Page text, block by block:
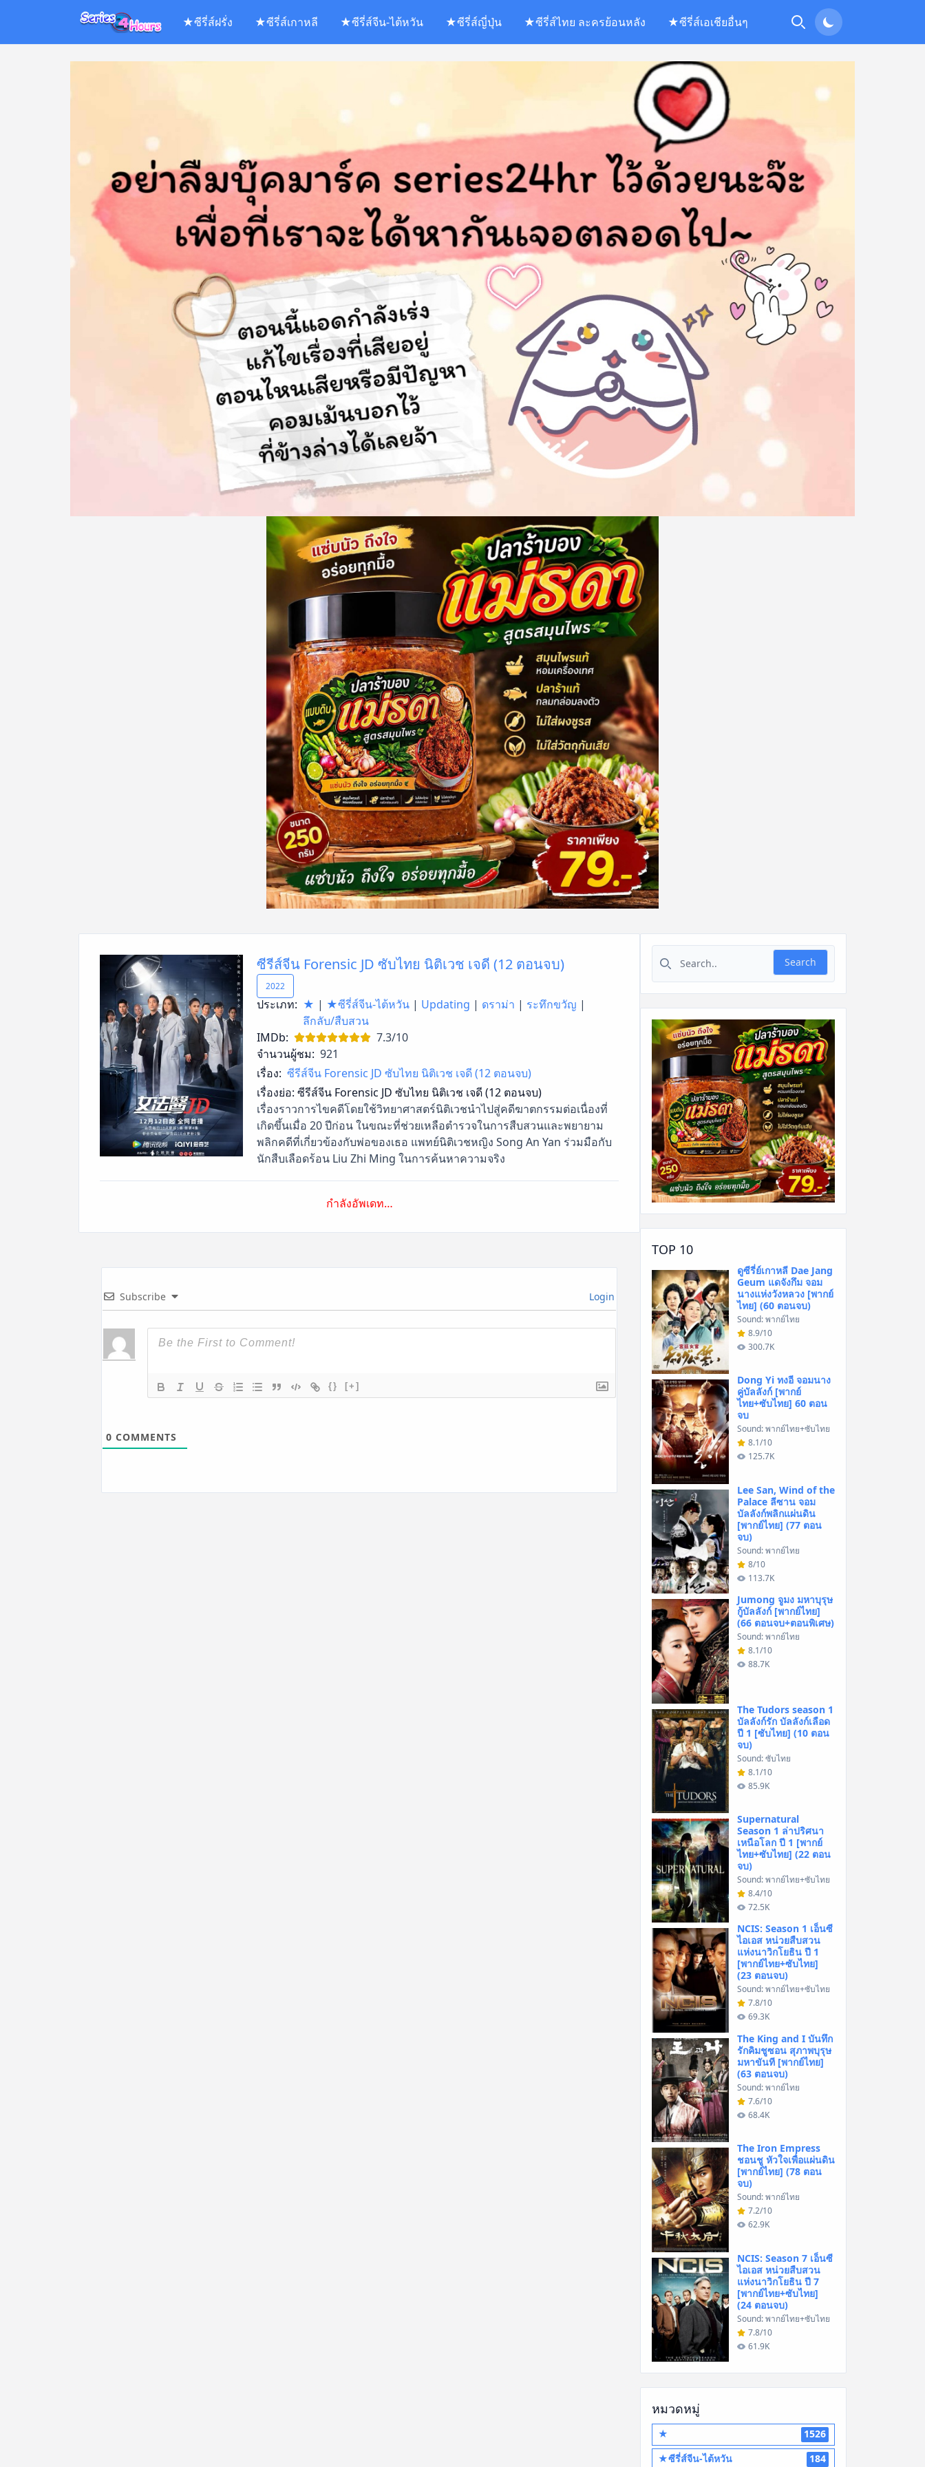
content
Search
★ซีรี่ส์ฝรั่ง ★ซีรี่ส์เกาหลี ★ซีรี่ส์จีน-ไต้หวัน ★ซีรี่ส์ญี่ปุ่น ★ซีรี่ส์ไทย ละครย้อนหลัง ★ซีรี่ส์เอเชียอื่นๆ
ซีรีส์จีน Forensic JD ซับไทย นิติเวช เจดี (12 ตอนจบ)
2022
ประเภท: ★ | ★ซีรี่ส์จีน-ไต้หวัน | Updating | ดราม่า | ระทึกขวัญ |
ลึกลับ/สืบสวน
IMDb:
7.3/10
จำนวนผู้ชม: 921
เรื่อง: ซีรีส์จีน Forensic JD ซับไทย นิติเวช เจดี (12 ตอนจบ)
เรื่องย่อ: ซีรีส์จีน Forensic JD ซับไทย นิติเวช เจดี (12 ตอนจบ)
เรื่องราวการไขคดีโดยใช้วิทยาศาสตร์นิติเวชนำไปสู่คดีฆาตกรรมต่อเนื่องที่
เกิดขึ้นเมื่อ 20 ปีก่อน ในขณะที่ช่วยเหลือตำรวจในการสืบสวนและพยายาม
พลิกคดีที่เกี่ยวข้องกับพ่อของเธอ แพทย์นิติเวชหญิง Song An Yan ร่วมมือกับ
นักสืบเลือดร้อน Liu Zhi Ming ในการค้นหาความจริง
กำลังอัพเดท…
Subscribe Login
{} [+]
0 COMMENTS
Search for:
Search
TOP 10
ดูซีรี่ย์เกาหลี Dae Jang
Geum แดจังกึม จอม
นางแห่งวังหลวง [พากย์
ไทย] (60 ตอนจบ)
Sound: พากย์ไทย
8.9/10
300.7K
Dong Yi ทงอี จอมนาง
คู่บัลลังก์ [พากย์
ไทย+ซับไทย] 60 ตอน
จบ
Sound: พากย์ไทย+ซับไทย
8.1/10
125.7K
Lee San, Wind of the
Palace ลีซาน จอม
บัลลังก์พลิกแผ่นดิน
[พากย์ไทย] (77 ตอน
จบ)
Sound: พากย์ไทย
8/10
113.7K
Jumong จูมง มหาบุรุษ
กู้บัลลังก์ [พากย์ไทย]
(66 ตอนจบ+ตอนพิเศษ)
Sound: พากย์ไทย
8.1/10
88.7K
The Tudors season 1
บัลลังก์รัก บัลลังก์เลือด
ปี 1 [ซับไทย] (10 ตอน
จบ)
Sound: ซับไทย
8.1/10
85.9K
Supernatural
Season 1 ล่าปริศนา
เหนือโลก ปี 1 [พากย์
ไทย+ซับไทย] (22 ตอน
จบ)
Sound: พากย์ไทย+ซับไทย
8.4/10
72.5K
NCIS: Season 1 เอ็นซี
ไอเอส หน่วยสืบสวน
แห่งนาวิกโยธิน ปี 1
[พากย์ไทย+ซับไทย]
(23 ตอนจบ)
Sound: พากย์ไทย+ซับไทย
7.8/10
69.3K
The King and I บันทึก
รักคิมชูซอน สุภาพบุรุษ
มหาขันที [พากย์ไทย]
(63 ตอนจบ)
Sound: พากย์ไทย
7.6/10
68.4K
The Iron Empress
ชอนชู หัวใจเพื่อแผ่นดิน
[พากย์ไทย] (78 ตอน
จบ)
Sound: พากย์ไทย
7.2/10
62.9K
NCIS: Season 7 เอ็นซี
ไอเอส หน่วยสืบสวน
แห่งนาวิกโยธิน ปี 7
[พากย์ไทย+ซับไทย]
(24 ตอนจบ)
Sound: พากย์ไทย+ซับไทย
7.8/10
61.9K
หมวดหมู่
★
1526
★ซีรี่ส์จีน-ไต้หวัน
184